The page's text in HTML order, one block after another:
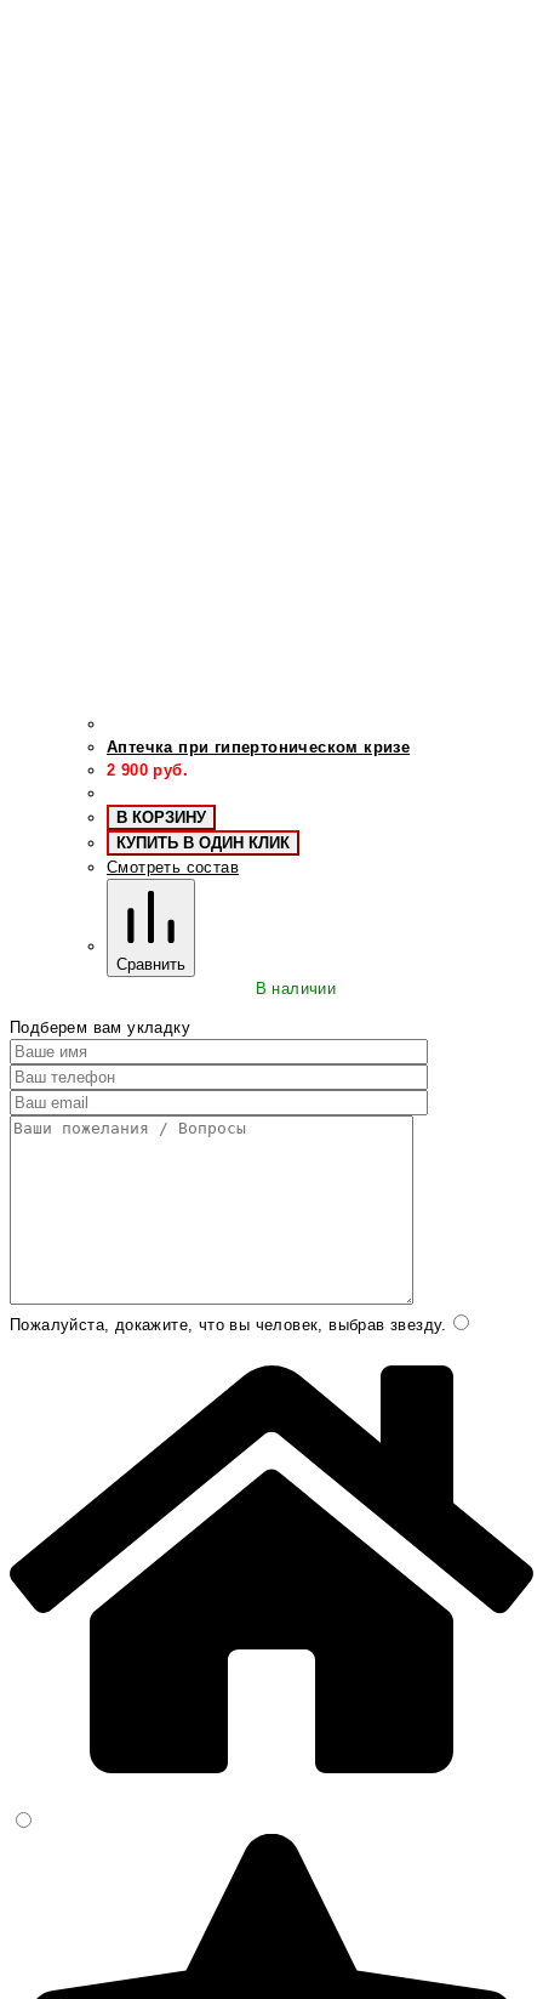
Аптечка при гипертоническом кризе
2 900 руб.
В КОРЗИНУ
КУПИТЬ В ОДИН КЛИК
Смотреть состав
Сравнить
В наличии
Подберем вам укладку
Пожалуйста, докажите, что вы человек, выбрав звезду.